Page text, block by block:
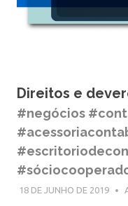
Direitos e
#negócios
18 DE JUNHO DE 2019